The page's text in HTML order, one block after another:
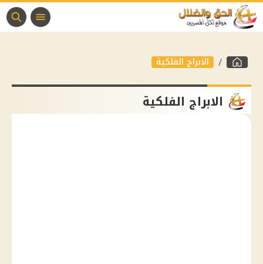
الابراج الفلكية
الابراج الفلكية